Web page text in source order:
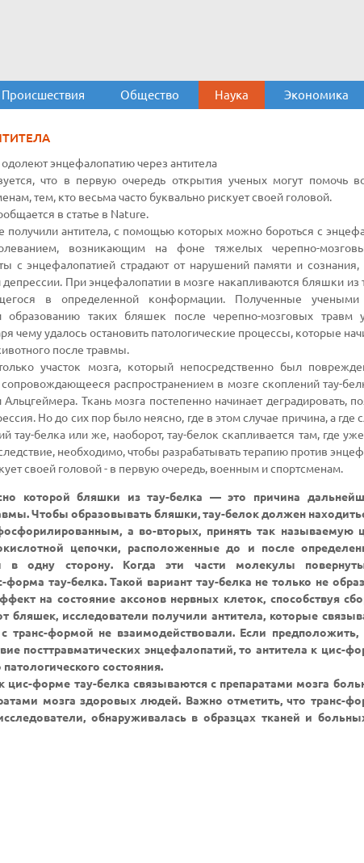
Происшествия Общество Наука Экономика
энцефалопатию через антитела
что в первую очередь открытия ученых могут помочь
тем, кто весьма часто буквально рискует своей головой.
в статье в Nature.
получили антитела, с помощью которых можно бороться с
возникающим на фоне тяжелых черепно-
с энцефалопатией страдают от нарушений памяти и сознания,
депрессии. При энцефалопатии в мозге накапливаются бляшки из
в определенной конформации. Полученные учеными
образованию таких бляшек после черепно-мозговых
чему удалось остановить патологические процессы, которые
после травмы.
участок мозга, который непосредственно был
распространением в мозге скоплений тау-
Ткань мозга постепенно начинает деградировать,
Но до сих пор было неясно, где в этом случае причина, а где
тау-белка или же, наоборот, тау-белок скапливается там, где
необходимо, чтобы разрабатывать терапию против
своей головой - в первую очередь, военным и спортсменам.
которой бляшки из тау-белка — это причина
Чтобы образовывать бляшки, тау-белок должен
а во-вторых, принять так называемую
цепочки, расположенные до и после
в одну сторону. Когда эти части молекулы
тау-белка. Такой вариант тау-белка не только не
на состояние аксонов нервных клеток, способствуя
бляшек, исследователи получили антитела, которые
транс-формой не взаимодействовали. Если предположить,
посттравматических энцефалопатий, то антитела к цис-
состояния.
цис-форме тау-белка связываются с препаратами мозга
мозга здоровых людей. Важно отметить, что транс-
обнаруживалась в образцах тканей и